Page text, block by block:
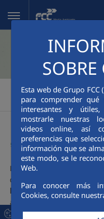
Saut au contenu principal
SOBRE
Esta web de Grupo
para comprender qué
interesantes y
mostrarle nuestras
videos online, así
preferencias que
información que se
este modo, se le
Web.
Para conocer más
Cookies, consulte
FCC Medio Ambiente >
Environnement
Le prix de
développés et mis en
l'impact sur
activités de l'entreprise,
l'efficacité énergétique,